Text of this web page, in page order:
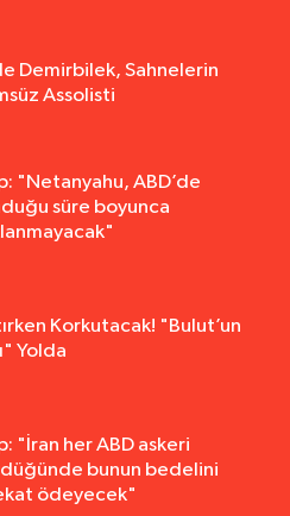
Demirbilek, Sahnelerin
Assolisti
"Netanyahu, ABD’de
süre boyunca
Korkutacak! "Bulut’un
Yolda
"İran her ABD askeri
bunun bedelini
ödeyecek"